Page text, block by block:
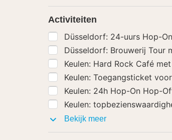
Activiteiten
Düsseldorf: 24-uurs Hop-
Düsseldorf: Brouwerij Tour
Keulen: Hard Rock Café
Keulen: Toegangsticket
Keulen: 24h Hop-On Hop-
Keulen:
Bekijk meerActiviteiten